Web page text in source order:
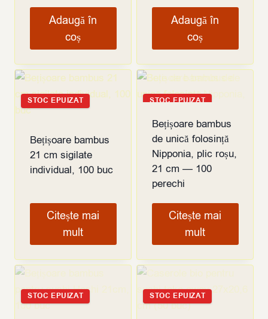
Adaugă în
coș
Adaugă în
coș
STOC EPUIZAT
Bețișoare bambus
21 cm sigilate
individual, 100 buc
Citește mai
mult
STOC EPUIZAT
Bețișoare bambus
de unică folosință
Nipponia, plic roșu,
21 cm — 100
perechi
Citește mai
mult
STOC EPUIZAT STOC EPUIZAT